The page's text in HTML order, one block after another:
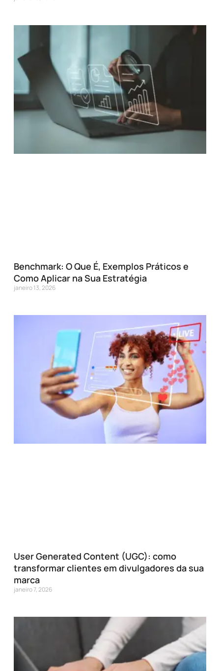
Benchmark: O Que É, Exemplos Práticos e
Como Aplicar na Sua Estratégia
janeiro 13, 2026
User Generated Content (UGC): como
transformar clientes em divulgadores da sua
marca
janeiro 7, 2026